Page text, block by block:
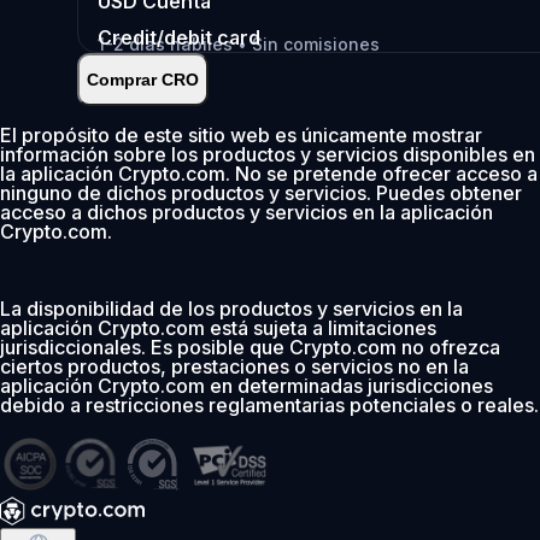
1-2 días hábiles • Sin comisiones
Depositar
Credit/debit card
Instantáneo
0 % de comisión los primeros 30 días
Añadir
Comprar CRO
El propósito de este sitio web es únicamente mostrar
información sobre los productos y servicios disponibles en
la aplicación Crypto.com. No se pretende ofrecer acceso a
ninguno de dichos productos y servicios. Puedes obtener
acceso a dichos productos y servicios en la aplicación
Crypto.com.
La disponibilidad de los productos y servicios en la
aplicación Crypto.com está sujeta a limitaciones
jurisdiccionales. Es posible que Crypto.com no ofrezca
ciertos productos, prestaciones o servicios no en la
aplicación Crypto.com en determinadas jurisdicciones
debido a restricciones reglamentarias potenciales o reales.